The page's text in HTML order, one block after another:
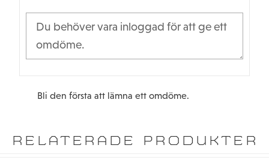
Bli den första att lämna ett omdöme.
RELATERADE PRODUKTER